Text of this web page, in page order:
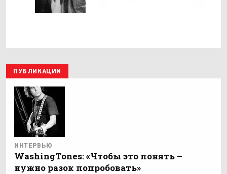
ПУБЛИКАЦИИ
ИНТЕРВЬЮ
WashingTones: «Чтобы это понять –
нужно разок попробовать»